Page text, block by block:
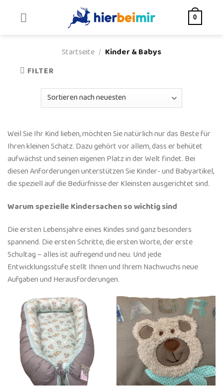
0
Startseite / Kinder & Babys
FILTER
Weil Sie Ihr Kind lieben, möchten Sie natürlich nur das Beste für
Ihren kleinen Schatz. Dazu gehört vor allem, dass er behütet
aufwächst und seinen eigenen Platz in der Welt findet. Bei
diesen Anforderungen unterstützen Sie Kinder- und Babyartikel,
die speziell auf die Bedürfnisse der Kleinsten ausgerichtet sind.
Warum spezielle Kindersachen so wichtig sind
Die ersten Lebensjahre eines Kindes sind ganz besonders
spannend. Die ersten Schritte, die ersten Worte, der erste
Schultag – alles ist aufregend und neu. Und jede
Entwicklungsstufe stellt Ihnen und Ihrem Nachwuchs neue
Aufgaben und Herausforderungen.